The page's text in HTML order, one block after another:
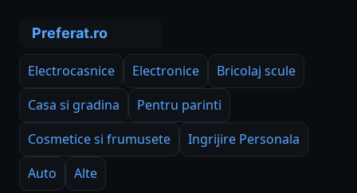
Electrocasnice Electronice
Bricolaj scule
Casa si gradina
Pentru parinti
Cosmetice si frumusete
Ingrijire Personala
Auto
Alte